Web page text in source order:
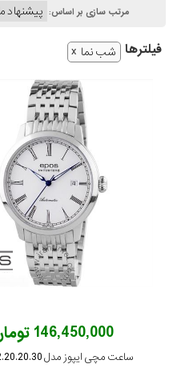
مرتب سازی بر اساس:
فیلتر‌ها شب نما
146,450,000 تومان
ساعت مچی ایپوز مدل 3432.132.20.20.30